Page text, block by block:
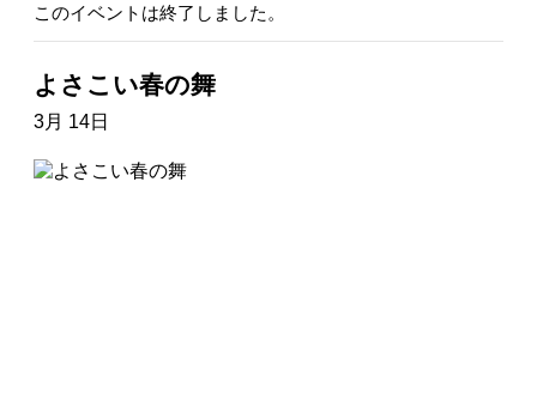
このイベントは終了しました。
よさこい春の舞
3月 14日